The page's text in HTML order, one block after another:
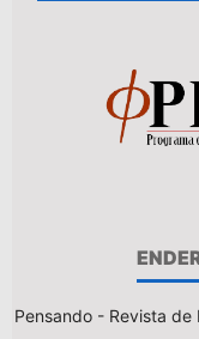
Pensando - Revista de